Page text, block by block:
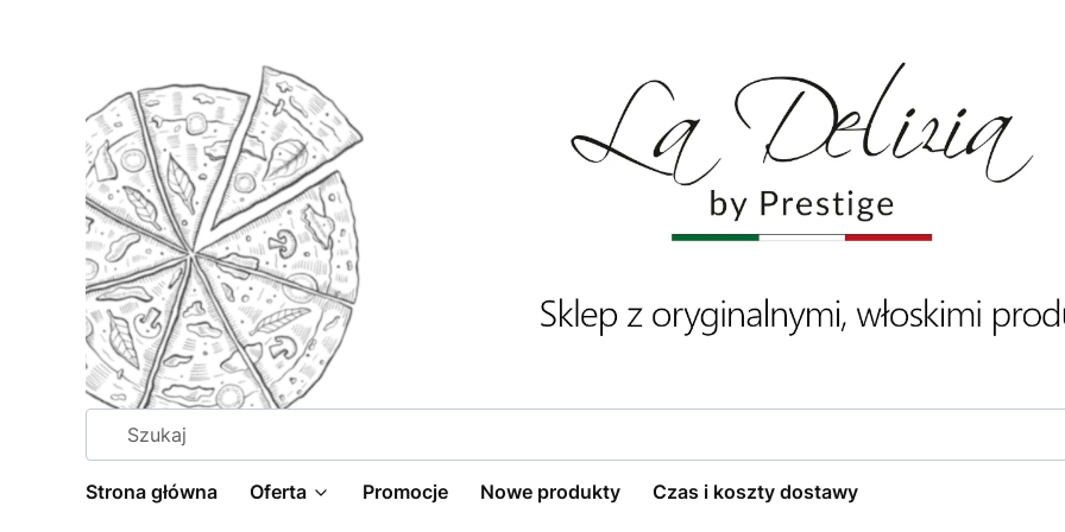
Strona główna Oferta Promocje Nowe produkty Czas i koszty dostawy